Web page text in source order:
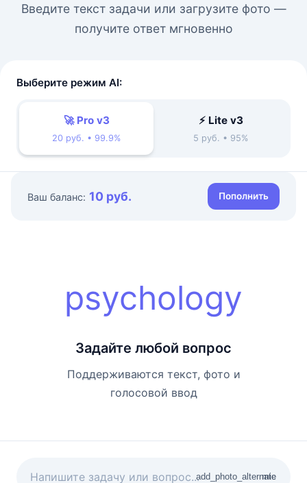
Введите текст задачи или загрузите фото —
получите ответ мгновенно
Выберите режим AI:
🚀 Pro v3
20 руб. • 99.9%
⚡ Lite v3
5 руб. • 95%
Ваш баланс: 10 руб. Пополнить
psychology
Задайте любой вопрос
Поддерживаются текст, фото и
голосовой ввод
add_photo_alternate
mic